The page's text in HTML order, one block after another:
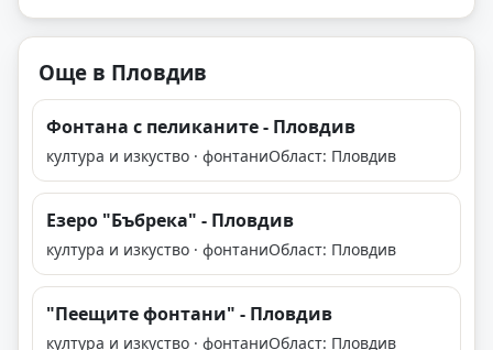
Още в Пловдив
Фонтана с пеликаните - Пловдив
култура и изкуство · фонтаниОбласт: Пловдив
Езеро "Бъбрека" - Пловдив
култура и изкуство · фонтаниОбласт: Пловдив
"Пеещите фонтани" - Пловдив
култура и изкуство · фонтаниОбласт: Пловдив